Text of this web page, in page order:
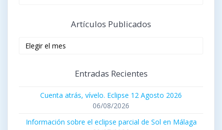
Artículos Publicados
Entradas Recientes
Cuenta atrás, vívelo. Eclipse 12 Agosto 2026
06/08/2026
Información sobre el eclipse parcial de Sol en Málaga